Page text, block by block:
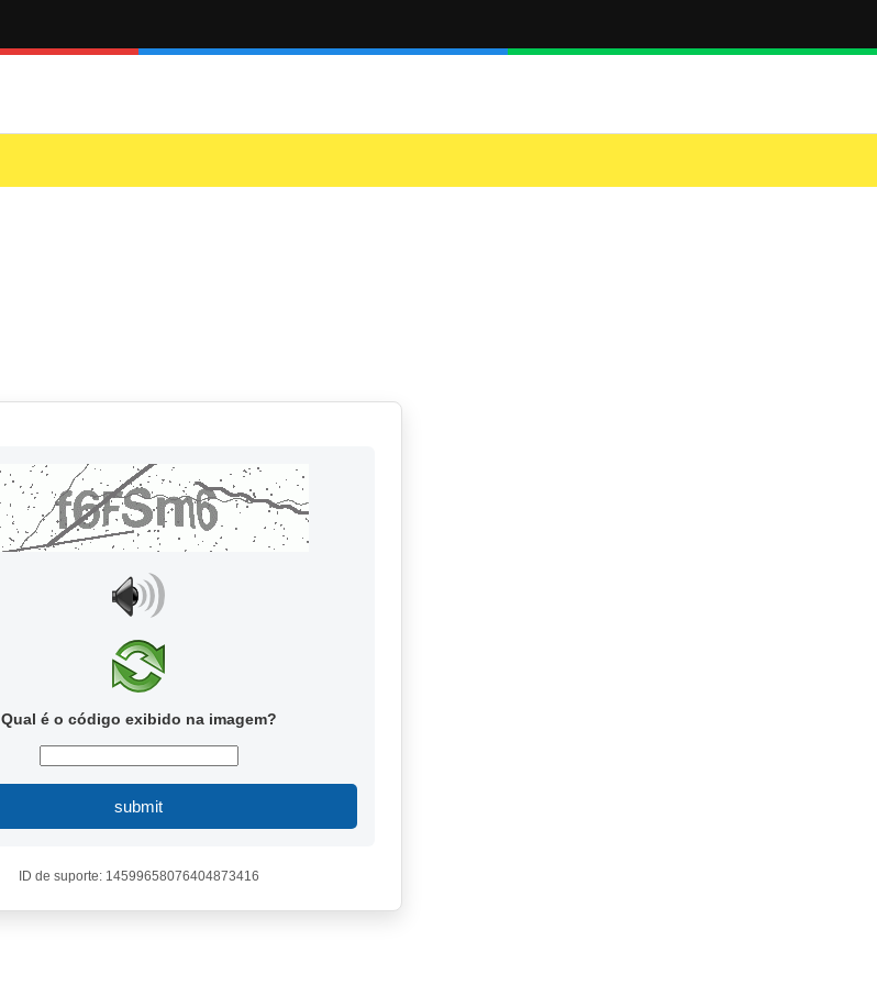
Qual é o código exibido na imagem?
submit
ID de suporte: 14599658076404873416